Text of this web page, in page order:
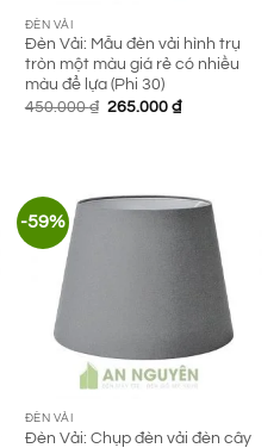
ĐÈN VẢI
Đèn Vải: Mẫu đèn vải hình trụ
tròn một màu giá rẻ có nhiều
màu để lựa (Phi 30)
450.000₫ Giá
265.000 ₫Giá
-59%
ĐÈN VẢI
Đèn Vải: Chụp đèn vải đèn cây